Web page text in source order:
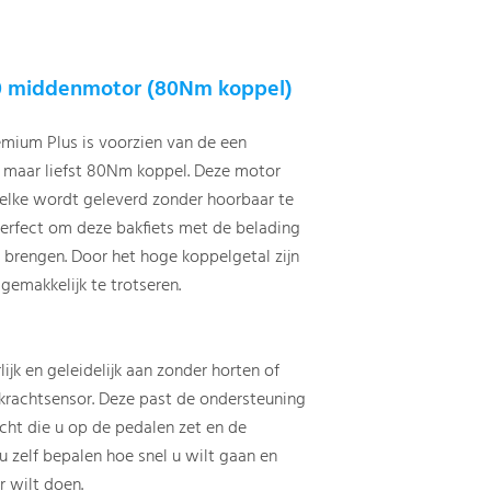
middenmotor (80Nm koppel)
Plus is voorzien van de een
liefst 80Nm koppel. Deze motor
wordt geleverd zonder hoorbaar te
om deze bakfiets met de belading
Door het hoge koppelgetal zijn
te trotseren.
en geleidelijk aan zonder horten of
Deze past de ondersteuning
die u op de pedalen zet en de
zelf bepalen hoe snel u wilt gaan en